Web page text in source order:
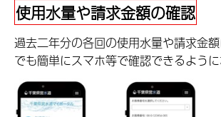
使用水量や請求金額の確認
過去二年分の各回の使用水量や請求金
でも簡単にスマホ等で確認できるように